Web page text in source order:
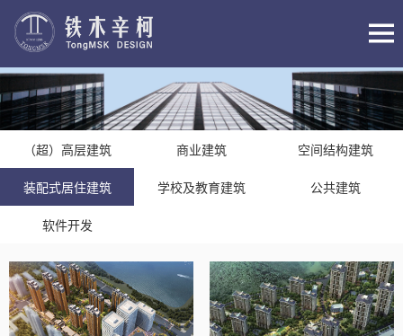
（超）高层建筑 商业建筑 空间结构建筑
装配式居住建筑 学校及教育建筑 公共建筑
软件开发